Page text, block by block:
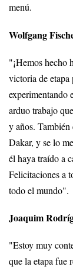
menú.
Wolfgang
"¡Hemos hecho
victoria de
experimentando
arduo trabajo
y años.
Dakar, y se lo
él haya traído a
Felicitaciones a
todo el mundo".
Joaquim
"Estoy muy
que la etapa fue